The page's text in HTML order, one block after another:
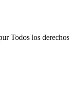
Socopur Todos los